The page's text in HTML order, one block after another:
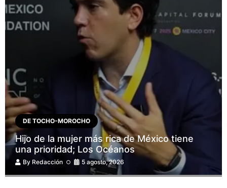
DE TOCHO-MOROCHO
Hijo de la mujer más rica de México tiene
una prioridad; Los Océanos
By Redacción 5 agosto, 2026